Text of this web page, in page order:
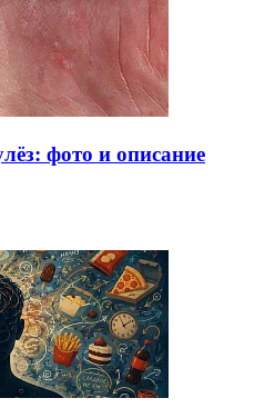
фото и описание